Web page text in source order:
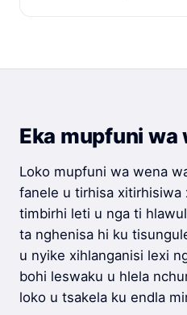
Eka mupfuni wa
Loko mupfuni wa wena
fanele u tirhisa xitirhisiwa
timbirhi leti u nga ti
ta nghenisa hi ku
u nyike xihlanganisi lexi
bohi leswaku u hlela
loko u tsakela ku endla